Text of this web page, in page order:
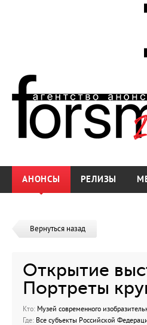
АНОНСЫ РЕЛИЗЫ
Вернуться назад
Открытие
Портреты
Кто: Музей современного
Где: Все субъекты Российской